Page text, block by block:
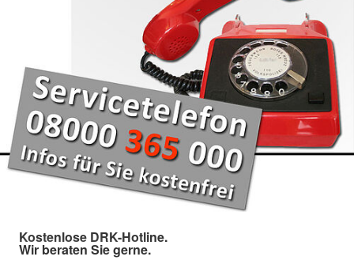
Kostenlose DRK-Hotline.
Wir beraten Sie gerne.